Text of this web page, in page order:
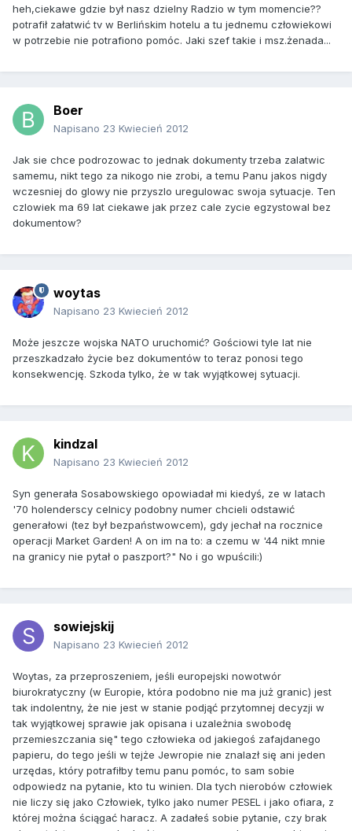
heh,ciekawe gdzie był nasz dzielny Radzio w tym momencie??
potrafił załatwić tv w Berlińskim hotelu a tu jednemu człowiekowi
w potrzebie nie potrafiono pomóc. Jaki szef takie i msz.żenada...
Boer
Napisano 23 Kwiecień 2012
Jak sie chce podrozowac to jednak dokumenty trzeba zalatwic
samemu, nikt tego za nikogo nie zrobi, a temu Panu jakos nigdy
wczesniej do glowy nie przyszlo uregulowac swoja sytuacje. Ten
czlowiek ma 69 lat ciekawe jak przez cale zycie egzystowal bez
dokumentow?
woytas
Napisano 23 Kwiecień 2012
Może jeszcze wojska NATO uruchomić? Gościowi tyle lat nie
przeszkadzało życie bez dokumentów to teraz ponosi tego
konsekwencję. Szkoda tylko, że w tak wyjątkowej sytuacji.
kindzal
Napisano 23 Kwiecień 2012
Syn generała Sosabowskiego opowiadał mi kiedyś, ze w latach
'70 holenderscy celnicy podobny numer chcieli odstawić
generałowi (tez był bezpaństwowcem), gdy jechał na rocznice
operacji Market Garden! A on im na to: a czemu w '44 nikt mnie
na granicy nie pytał o paszport?" No i go wpuścili:)
sowiejskij
Napisano 23 Kwiecień 2012
Woytas, za przeproszeniem, jeśli europejski nowotwór
biurokratyczny (w Europie, która podobno nie ma już granic) jest
tak indolentny, że nie jest w stanie podjąć przytomnej decyzji w
tak wyjątkowej sprawie jak opisana i uzależnia swobodę
przemieszczania się" tego człowieka od jakiegoś zafajdanego
papieru, do tego jeśli w tejże Jewropie nie znalazł się ani jeden
urzędas, który potrafiłby temu panu pomóc, to sam sobie
odpowiedz na pytanie, kto tu winien. Dla tych nierobów człowiek
nie liczy się jako Człowiek, tylko jako numer PESEL i jako ofiara, z
której można ściągać haracz. A zadałeś sobie pytanie, czy brak